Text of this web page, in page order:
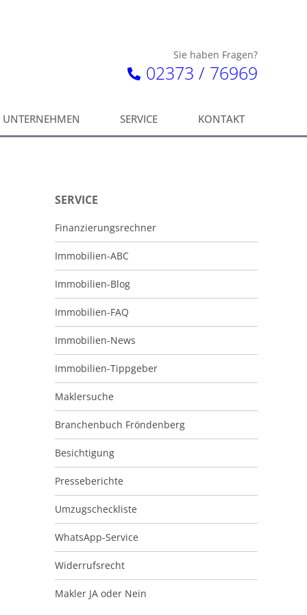
Sie haben Fragen?
02373 / 76969
UNTERNEHMEN SERVICE KONTAKT
SERVICE
Finanzierungsrechner
Immobilien-ABC
Immobilien-Blog
Immobilien-FAQ
Immobilien-News
Immobilien-Tippgeber
Maklersuche
Branchenbuch Fröndenberg
Besichtigung
Presseberichte
Umzugscheckliste
WhatsApp-Service
Widerrufsrecht
Makler JA oder Nein